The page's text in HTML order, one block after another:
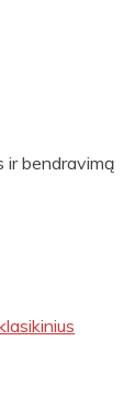
ir bendravimą